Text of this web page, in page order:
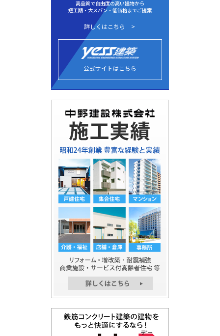
高品質で自由度の高い建物から
短工期・大スパン・低価格までご提案
詳しくはこちら
公式サイトはこちら